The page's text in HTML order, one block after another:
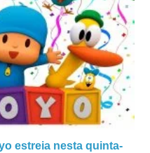
estreia nesta quinta-